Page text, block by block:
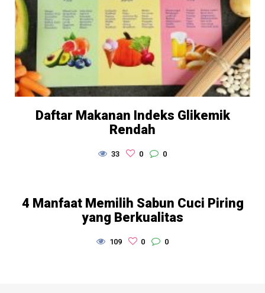
Daftar Makanan Indeks Glikemik
Rendah
33 0 0
4 Manfaat Memilih Sabun Cuci Piring
yang Berkualitas
109 0 0